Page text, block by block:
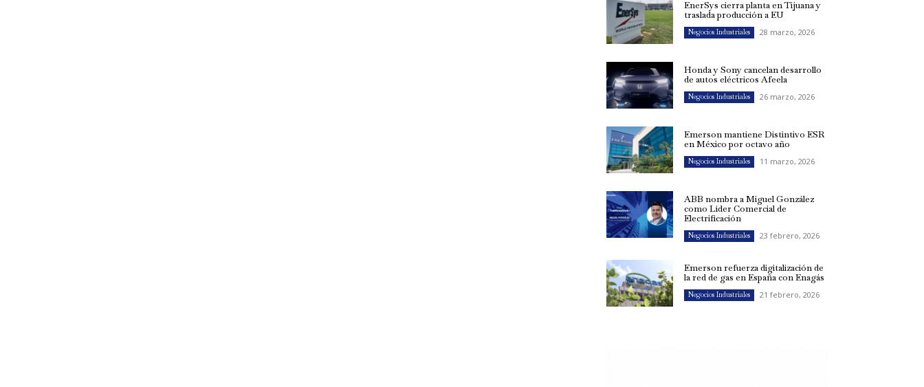
EnerSys cierra planta en Tijuana y
traslada producción a EU
Negocios Industriales 28 marzo, 2026
Honda y Sony cancelan desarrollo
de autos eléctricos Afeela
Negocios Industriales 26 marzo, 2026
Emerson mantiene Distintivo ESR
en México por octavo año
Negocios Industriales 11 marzo, 2026
ABB nombra a Miguel González
como Líder Comercial de
Electrificación
Negocios Industriales 23 febrero, 2026
Emerson refuerza digitalización de
la red de gas en España con Enagás
Negocios Industriales 21 febrero, 2026